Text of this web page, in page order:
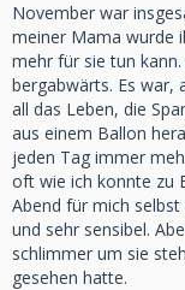
November war
meiner Mama wurde
mehr für sie tun
bergabwärts. Es war,
all das Leben, die
aus einem Ballon
jeden Tag immer
oft wie ich konnte zu
Abend für mich
und sehr sensibel.
schlimmer um sie
gesehen hatte.